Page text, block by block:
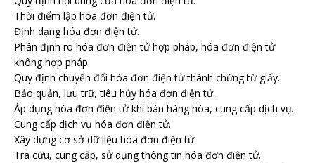
Thời điểm lập hóa đơn điện tử.
Định dạng hóa đơn điện tử.
Phân định rõ hóa đơn điện tử hợp pháp, hóa đơn điện tử
không hợp pháp.
Quy định chuyển đổi hóa đơn điện tử thành chứng từ giấy.
Bảo quản, lưu trữ, tiêu hủy hóa đơn điện tử.
Áp dụng hóa đơn điện tử khi bán hàng hóa, cung cấp dịch vụ.
Cung cấp dịch vụ hóa đơn điện tử.
Xây dựng cơ sở dữ liệu hóa đơn điện tử.
Tra cứu, cung cấp, sử dụng thông tin hóa đơn điện tử.